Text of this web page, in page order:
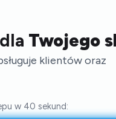
Twojego
klientów oraz
w 40 sekund: